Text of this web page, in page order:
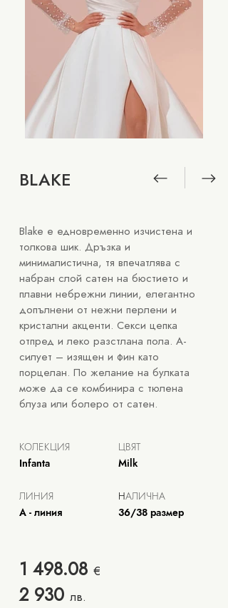
BLAKE
Blake е едновременно изчистена и
толкова шик. Дръзка и
минималистична, тя впечатлява с
набран слой сатен на бюстието и
плавни небрежни линии, елегантно
допълнени от нежни перлени и
кристални акценти. Секси цепка
отпред и леко разстлана пола. А-
силует – изящен и фин като
порцелан. По желание на булката
може да се комбинира с тюлена
блуза или болеро от сатен.
КОЛЕКЦИЯ
Infanta
ЛИНИЯ
А - линия
1 498.08 €
2 930 лв.
ЦВЯТ
Milk
НАЛИЧНА
36/38 размер